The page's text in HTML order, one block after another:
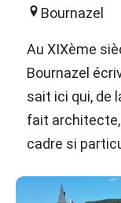
Bournazel
Au XIXème
Bournazel
sait ici qui, de
fait
cadre si